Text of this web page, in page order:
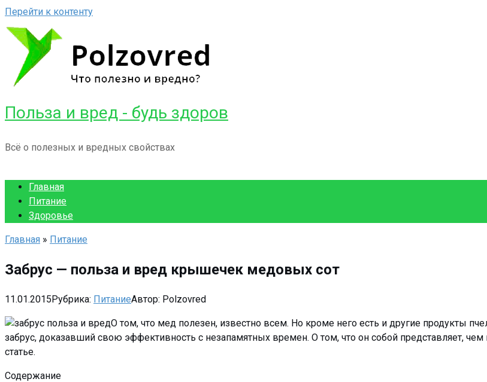
Перейти к контенту
Польза и вред - будь здоров
Всё о полезных и вредных свойствах
Главная
Питание
Здоровье
Главная » Питание
Забрус — польза и вред крышечек медовых сот
11.01.2015Рубрика: ПитаниеАвтор: Polzovred
О том, что мед полезен, известно всем. Но кроме него есть и другие продукты
забрус, доказавший свою эффективность с незапамятных времен. О том, что он собой представляет,
статье.
Содержание